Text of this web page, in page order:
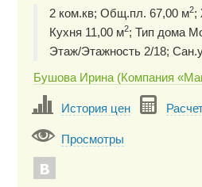
2 ком.кв; Общ.пл. 67,00 м2;
Кухня 11,00 м2; Тип дома
Этаж/Этажность 2/18;
Бушова Ирина (Компания
История цен
Просмотры